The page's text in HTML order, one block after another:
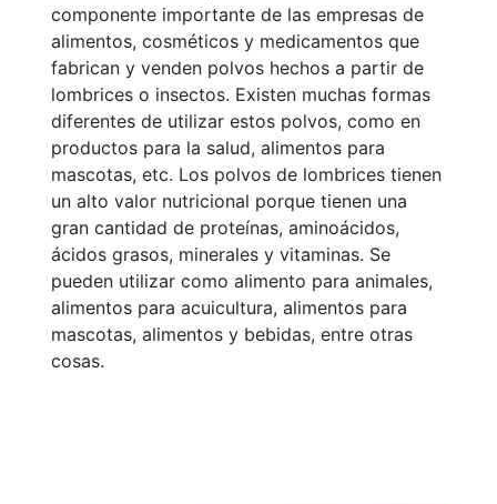
componente importante de las empresas de
alimentos, cosméticos y medicamentos que
fabrican y venden polvos hechos a partir de
lombrices o insectos. Existen muchas formas
diferentes de utilizar estos polvos, como en
productos para la salud, alimentos para
mascotas, etc. Los polvos de lombrices tienen
un alto valor nutricional porque tienen una
gran cantidad de proteínas, aminoácidos,
ácidos grasos, minerales y vitaminas. Se
pueden utilizar como alimento para animales,
alimentos para acuicultura, alimentos para
mascotas, alimentos y bebidas, entre otras
cosas.